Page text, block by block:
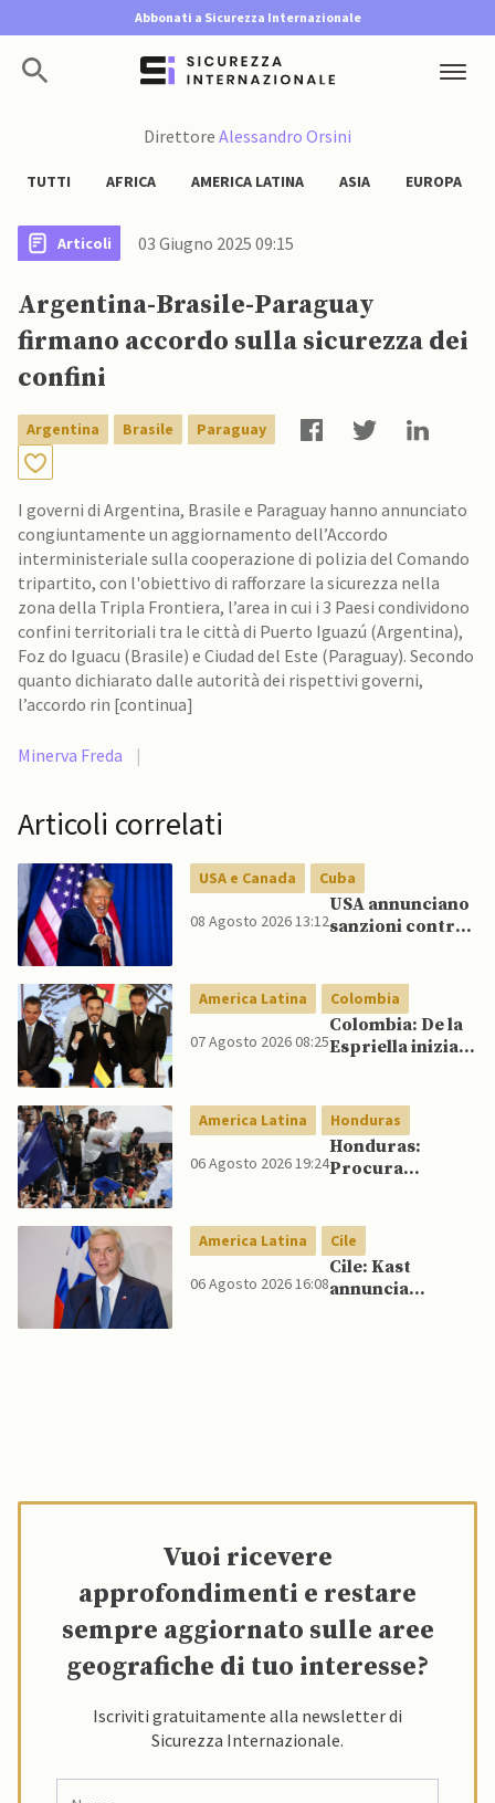
Abbonati a Sicurezza Internazionale
Direttore Alessandro Orsini
TUTTI AFRICA AMERICA LATINA ASIA EUROPA
Articoli 03 Giugno 2025 09:15
Argentina-Brasile-Paraguay
firmano accordo sulla sicurezza dei
confini
Argentina Brasile Paraguay
I governi di Argentina, Brasile e Paraguay hanno annunciato
congiuntamente un aggiornamento dell’Accordo
interministeriale sulla cooperazione di polizia del Comando
tripartito, con l'obiettivo di rafforzare la sicurezza nella
zona della Tripla Frontiera, l’area in cui i 3 Paesi condividono
confini territoriali tra le città di Puerto Iguazú (Argentina),
Foz do Iguacu (Brasile) e Ciudad del Este (Paraguay). Secondo
quanto dichiarato dalle autorità dei rispettivi governi,
l’accordo rin [continua]
Minerva Freda |
Articoli correlati
USA e Canada Cuba
08 Agosto 2026 13:12
USA annunciano
sanzioni contro
America Latina Colombia
07 Agosto 2026 08:25
Colombia: De la
Espriella inizia il
America Latina Honduras
06 Agosto 2026 19:24
Honduras:
Procura
presidente
America Latina Cile
06 Agosto 2026 16:08
Cile: Kast
annuncia
Vuoi ricevere
approfondimenti e restare
sempre aggiornato sulle aree
geografiche di tuo interesse?
Iscriviti gratuitamente alla newsletter di
Sicurezza Internazionale.